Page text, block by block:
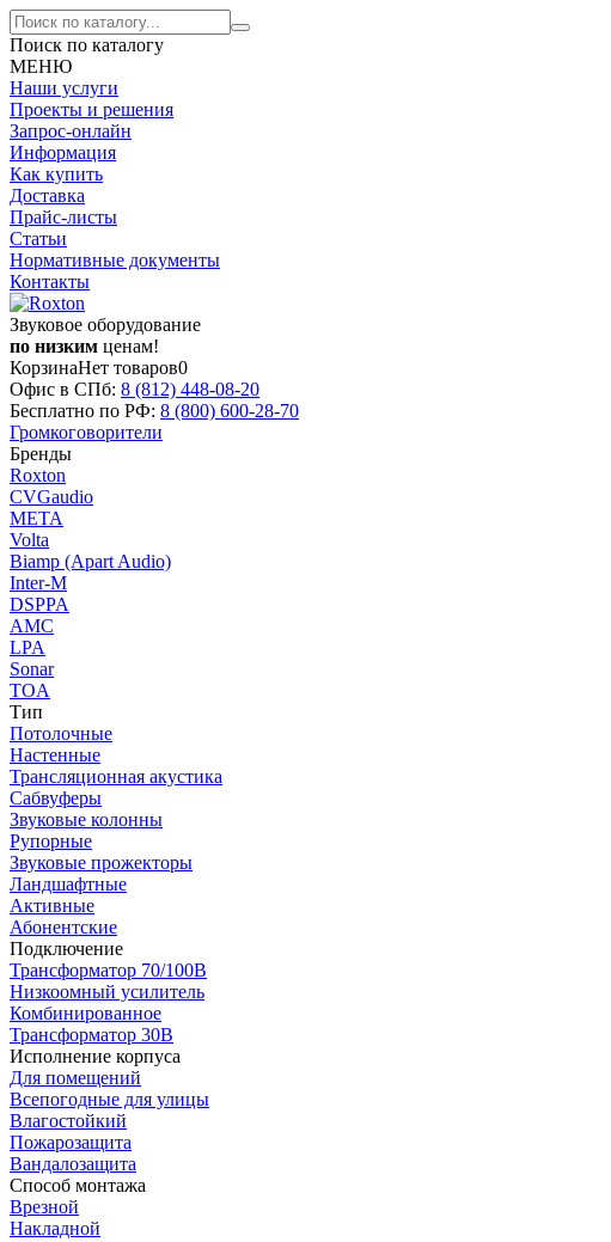
Поиск по каталогу
МЕНЮ
Наши услуги
Проекты и решения
Запрос-онлайн
Информация
Как купить
Доставка
Прайс-листы
Статьи
Нормативные документы
Контакты
Звуковое оборудование
по низким ценам!
КорзинаНет товаров0
Офис в СПб: 8 (812) 448-08-20
Бесплатно по РФ: 8 (800) 600-28-70
Громкоговорители
Бренды
Roxton
CVGaudio
МЕТА
Volta
Biamp (Apart Audio)
Inter-M
DSPPA
AMC
LPA
Sonar
TOA
Тип
Потолочные
Настенные
Трансляционная акустика
Сабвуферы
Звуковые колонны
Рупорные
Звуковые прожекторы
Ландшафтные
Активные
Абонентские
Подключение
Трансформатор 70/100В
Низкоомный усилитель
Комбинированное
Трансформатор 30В
Исполнение корпуса
Для помещений
Всепогодные для улицы
Влагостойкий
Пожарозащита
Вандалозащита
Способ монтажа
Врезной
Накладной